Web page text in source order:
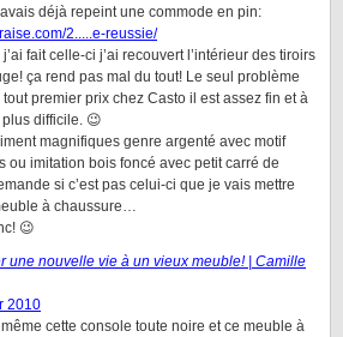
déjà repeint une commode en pin:
2.....e-reussie/
fait celle-ci j’ai recouvert l’intérieur des tiroirs
ça rend pas mal du tout! Le seul problème
tout premier prix chez Casto il est assez fin et à
difficile. 😉
magnifiques genre argenté avec motif
ou imitation bois foncé avec petit carré de
si c’est pas celui-ci que je vais mettre
à chaussure…
😉
une nouvelle vie à un vieux meuble! | Camille
2010
cette console toute noire et ce meuble à